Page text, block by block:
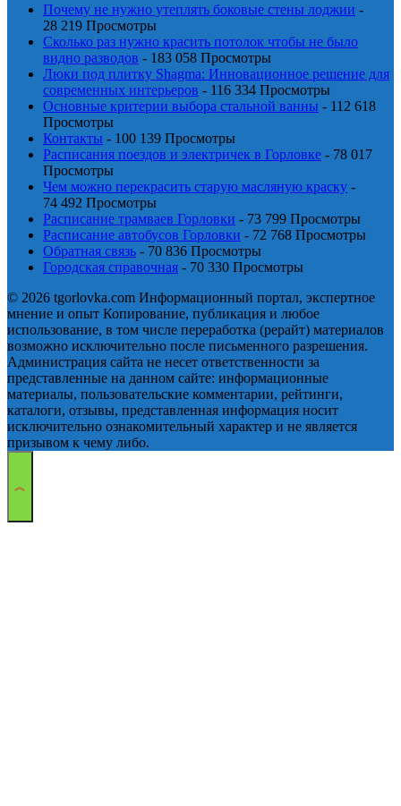
Почему не нужно утеплять боковые стены лоджии -
28 219 Просмотры
Сколько раз нужно красить потолок чтобы не было
видно разводов - 183 058 Просмотры
Люки под плитку Shagma: Инновационное решение для
современных интерьеров - 116 334 Просмотры
Основные критерии выбора стальной ванны - 112 618
Просмотры
Контакты - 100 139 Просмотры
Расписания поездов и электричек в Горловке - 78 017
Просмотры
Чем можно перекрасить старую масляную краску -
74 492 Просмотры
Расписание трамваев Горловки - 73 799 Просмотры
Расписание автобусов Горловки - 72 768 Просмотры
Обратная связь - 70 836 Просмотры
Городская справочная - 70 330 Просмотры
© 2026 tgorlovka.com Информационный портал, экспертное
мнение и опыт Копирование, публикация и любое
использование, в том числе переработка (рерайт) материалов
возможно исключительно после письменного разрешения.
Администрация сайта не несет ответственности за
представленные на данном сайте: информационные
материалы, пользовательские комментарии, рейтинги,
каталоги, отзывы, представленная информация носит
исключительно ознакомительный характер и не является
призывом к чему либо.